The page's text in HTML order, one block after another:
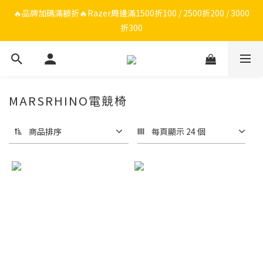
🔥品牌限定滿額折🔥ROG周邊滿1500折100 / 2500折200 / 3000折
300
🔥品牌加碼滿額折🔥Razer周邊滿1500折100 / 2500折200 / 3000
折300
ROG/Razer 全館電競椅會員登錄再現折$300
🔥品牌限定滿額折🔥ROG周邊滿1500折100 / 2500折200 / 3000折
300
MARSRHINO電競椅
商品排序 每頁顯示 24 個